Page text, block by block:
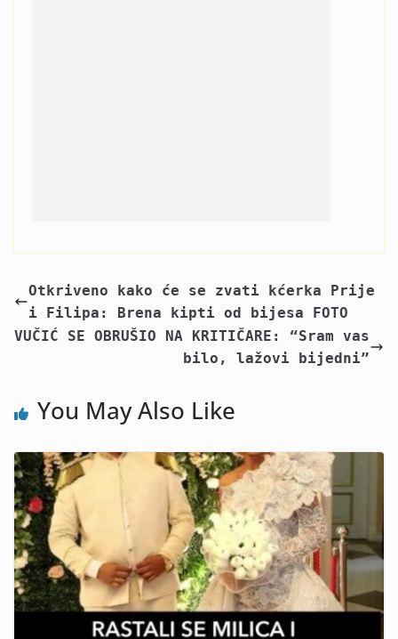
Otkriveno kako će se zvati kćerka Prije
i Filipa: Brena kipti od bijesa FOTO
VUČIĆ SE OBRUŠIO NA KRITIČARE: “Sram vas
bilo, lažovi bijedni”
You May Also Like